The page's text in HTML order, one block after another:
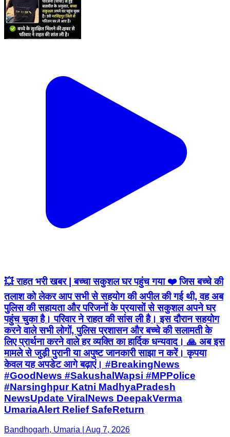
💥 राहत भरी खबर | बच्चा सकुशल घर पहुंच गया ❤️ जिस बच्चे की
तलाश को लेकर आप सभी से सहयोग की अपील की गई थी, वह अब
पुलिस की सहायता और परिजनों के प्रयासों से सकुशल अपने घर
पहुंच चुका है। परिवार ने राहत की सांस ली है। इस दौरान सहयोग
करने वाले सभी लोगों, पुलिस प्रशासन और बच्चे की सलामती के
लिए प्रार्थना करने वाले हर व्यक्ति का हार्दिक धन्यवाद। 🙏 अब इस
मामले से जुड़ी पुरानी या अपुष्ट जानकारी साझा न करें। कृपया
केवल यह अपडेट आगे बढ़ाएं। #BreakingNews
#GoodNews #SakushalWapsi #MPPolice
#Narsinghpur Katni MadhyaPradesh
NewsUpdate ViralNews DeepakVerma
UmariaAlert Relief SafeReturn
Bandhogarh, Umaria | Aug 7, 2026